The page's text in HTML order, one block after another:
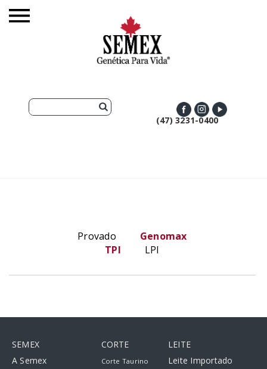
(47) 3231-0400
Provado
Genomax
TPI
LPI
SEMEX
A Semex
CORTE
Corte Taurino
LEITE
Leite Importado